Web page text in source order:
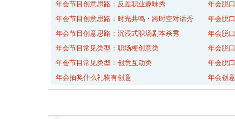
年会节目创意思路：反差职业趣味秀
年会节目创意思路：时光共鸣・跨时空对话秀
年会节目创意思路：沉浸式职场剧本杀秀
年会节目常见类型：职场梗创意类
年会节目常见类型：创意互动类
年会抽奖什么礼物有创意
年会脱
年会脱
年会脱
年会脱
年会脱
年会创